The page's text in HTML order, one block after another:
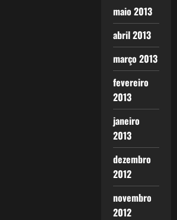
maio 2013
abril 2013
março 2013
fevereiro
2013
janeiro
2013
dezembro
2012
novembro
2012